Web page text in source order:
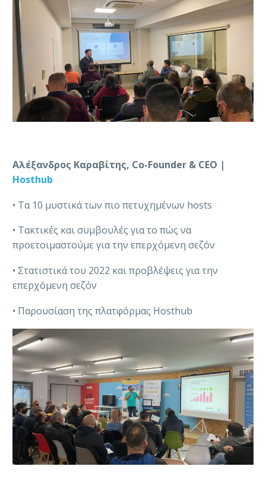
Αλέξανδρος Καραβίτης, Co-Founder & CEO |
Hosthub
• Τα 10 μυστικά των πιο πετυχημένων hosts
• Τακτικές και συμβουλές για το πώς να
προετοιμαστούμε για την επερχόμενη σεζόν
• Στατιστικά του 2022 και προβλέψεις για την
επερχόμενη σεζόν
• Παρουσίαση της πλατφόρμας Hosthub